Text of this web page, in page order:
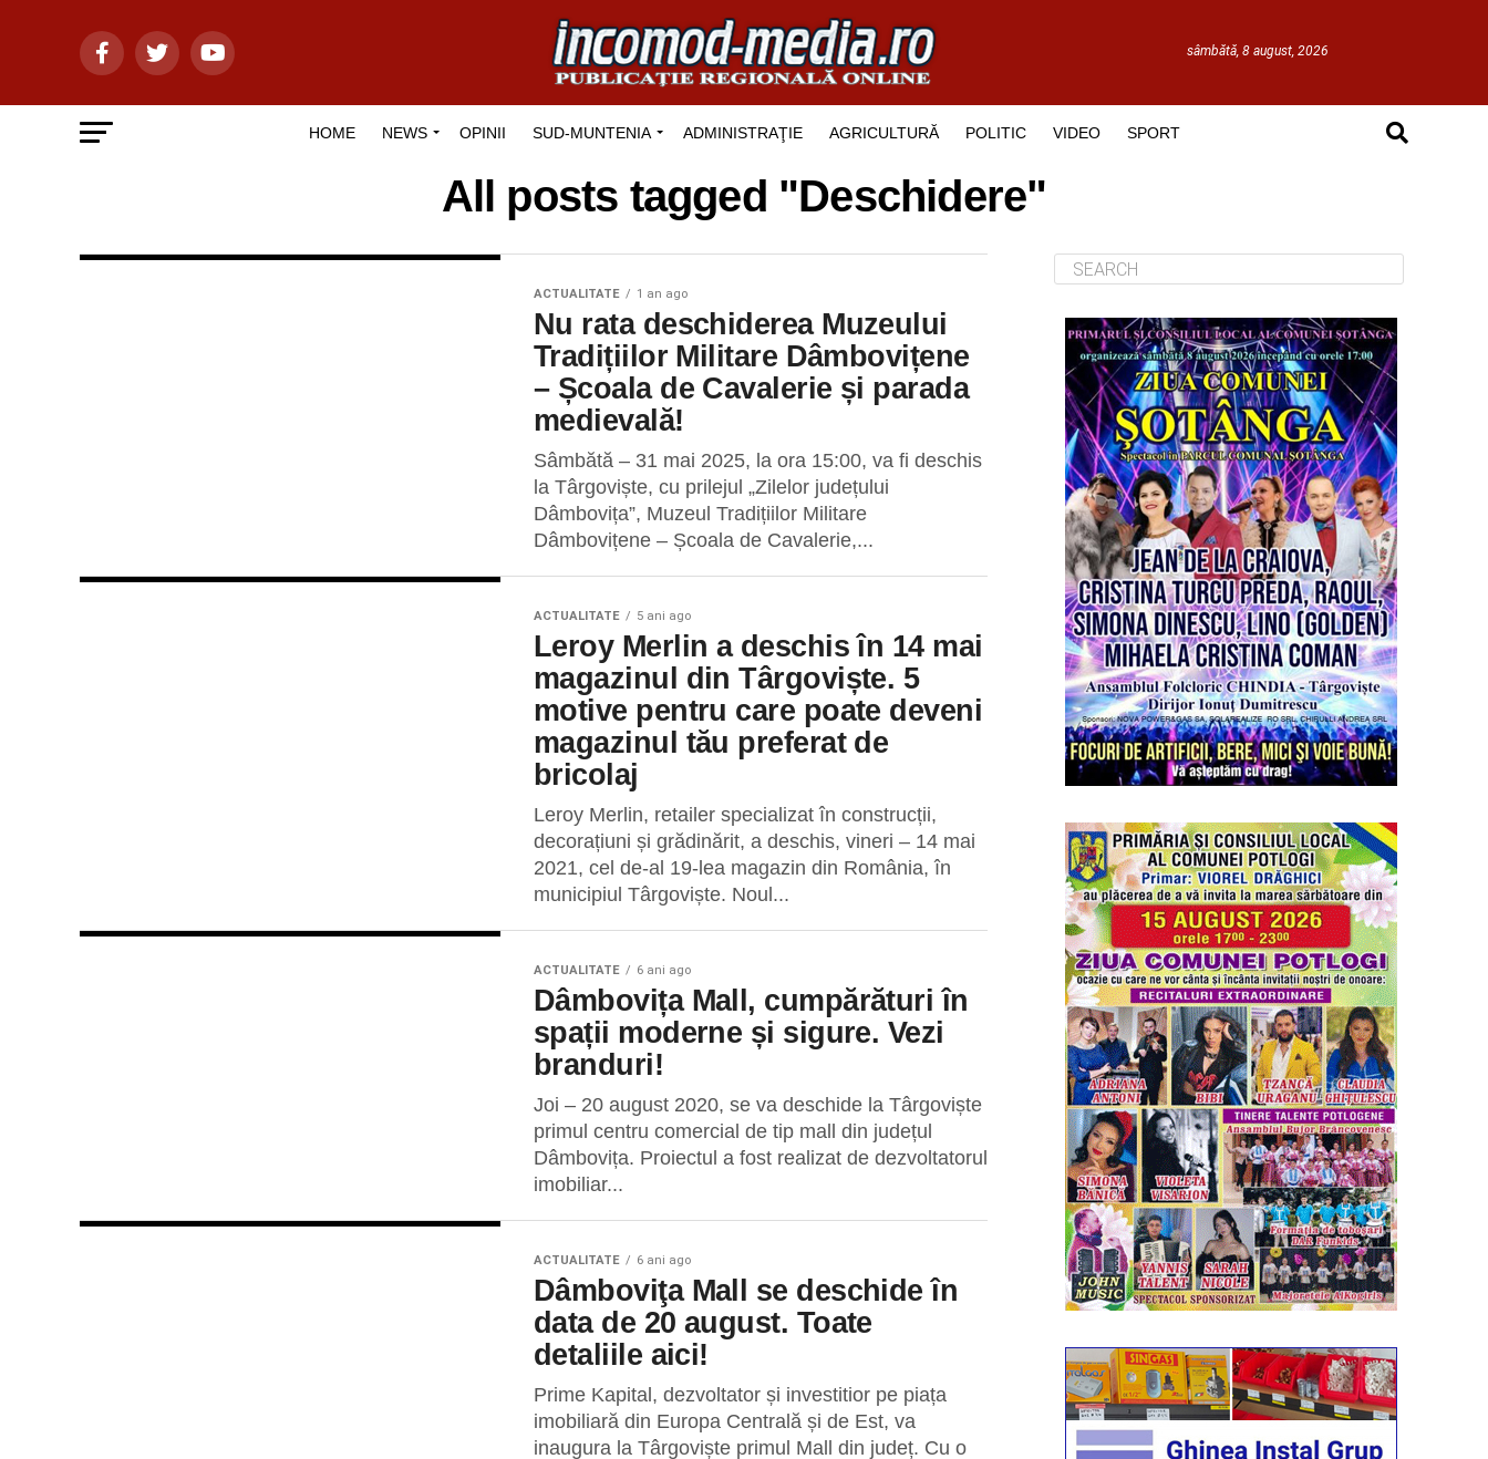
sâmbătă, 8 august, 2026
HOME NEWS OPINII SUD-MUNTENIA ADMINISTRAŢIE AGRICULTURĂ POLITIC VIDEO SPORT
All posts tagged "Deschidere"
ACTUALITATE 1 an ago
Nu rata deschiderea Muzeului
Tradițiilor Militare Dâmbovițene
– Școala de Cavalerie și parada
medievală!
Sâmbătă – 31 mai 2025, la ora 15:00, va fi deschis
la Târgoviște, cu prilejul „Zilelor județului
Dâmbovița”, Muzeul Tradițiilor Militare
Dâmbovițene – Școala de Cavalerie,...
ACTUALITATE 5 ani ago
Leroy Merlin a deschis în 14 mai
magazinul din Târgoviște. 5
motive pentru care poate deveni
magazinul tău preferat de
bricolaj
Leroy Merlin, retailer specializat în construcții,
decorațiuni și grădinărit, a deschis, vineri – 14 mai
2021, cel de-al 19-lea magazin din România, în
municipiul Târgoviște. Noul...
ACTUALITATE 6 ani ago
Dâmbovița Mall, cumpărături în
spații moderne și sigure. Vezi
branduri!
Joi – 20 august 2020, se va deschide la Târgoviște
primul centru comercial de tip mall din județul
Dâmbovița. Proiectul a fost realizat de dezvoltatorul
imobiliar...
ACTUALITATE 6 ani ago
Dâmboviţa Mall se deschide în
data de 20 august. Toate
detaliile aici!
Prime Kapital, dezvoltator și investitior pe piața
imobiliară din Europa Centrală și de Est, va
inaugura la Târgoviște primul Mall din județ. Cu o